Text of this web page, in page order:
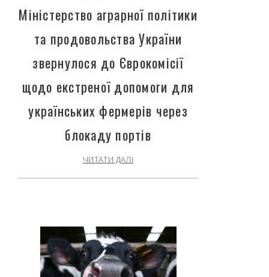
Міністерство аграрної політики
та продовольства України
звернулося до Єврокомісії
щодо екстреної допомоги для
українських фермерів через
блокаду портів
ЧИТАТИ ДАЛІ